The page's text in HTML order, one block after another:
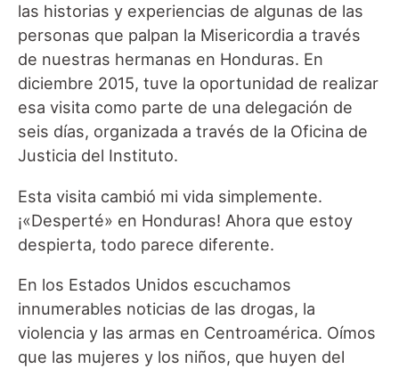
las historias y experiencias de algunas de las
personas que palpan la Misericordia a través
de nuestras hermanas en Honduras. En
diciembre 2015, tuve la oportunidad de realizar
esa visita como parte de una delegación de
seis días, organizada a través de la Oficina de
Justicia del Instituto.
Esta visita cambió mi vida simplemente.
¡«Desperté» en Honduras! Ahora que estoy
despierta, todo parece diferente.
En los Estados Unidos escuchamos
innumerables noticias de las drogas, la
violencia y las armas en Centroamérica. Oímos
que las mujeres y los niños, que huyen del